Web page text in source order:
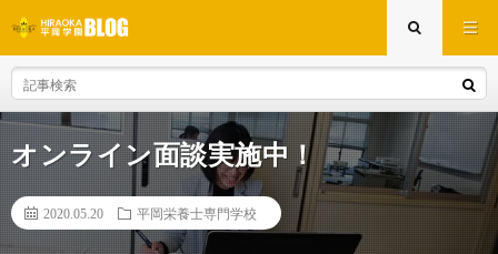
オンライン面談実施中！
2020.05.20 平岡栄養士専門学校